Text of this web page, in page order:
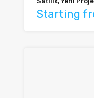
Starting